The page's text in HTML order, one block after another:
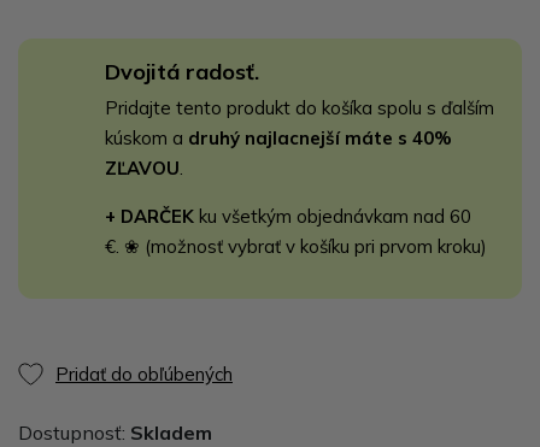
Dvojitá radosť.
Pridajte tento produkt do košíka spolu s ďalším
kúskom a druhý najlacnejší máte s 40%
ZĽAVOU
+ DARČEK ku všetkým objednávkam nad 60
€. ❀ (možnosť vybrať v košíku pri prvom kroku)
Pridať do obľúbených
Dostupnosť: Skladem